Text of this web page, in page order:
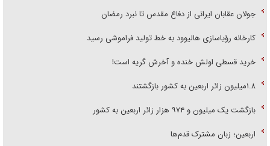
جولان عقابان ایرانی از دفاع مقدس تا نبرد رمضان
کارخانه رؤیاسازی هالیوود به خط تولید فراموشی رسید
خرید قسطی اولش خنده و آخرش گریه است!
۱.۸میلیون زائر اربعین به کشور بازگشتند
بازگشت یک میلیون و ۹۷۴ هزار زائر اربعین به کشور
اربعین؛ زبان مشترک قدم‌ها